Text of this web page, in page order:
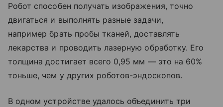
Робот способен получать изображения, точно
двигаться и выполнять разные задачи,
например брать пробы тканей, доставлять
лекарства и проводить лазерную обработку. Его
толщина достигает всего 0,95 мм — это на 60%
тоньше, чем у других роботов-эндоскопов.
В одном устройстве удалось объединить три